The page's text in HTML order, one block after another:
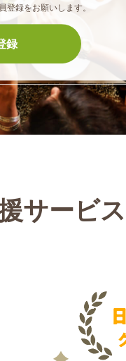
録をお願いします。
録
サービ